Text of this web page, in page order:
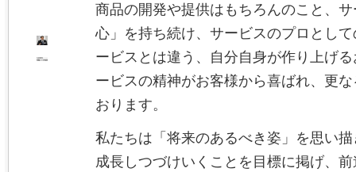
商品の開発や提供はもちろんのこと、
心」を持ち続け、サービスのプロとし
ービスとは違う、自分自身が作り上げ
ービスの精神がお客様から喜ばれ、更
おります。
私たちは「将来のあるべき姿」を思い
成長しつづけいくことを目標に掲げ、